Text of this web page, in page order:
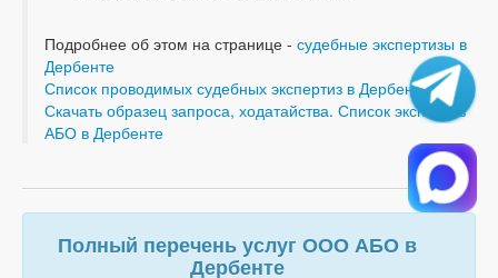
Подробнее об этом на странице - судебные экспертизы в
Дербенте
Список проводимых судебных экспертиз в Дербенте
Скачать образец запроса, ходатайства. Список экспертиз
АБО в Дербенте
Полный перечень услуг ООО АБО в
Дербенте